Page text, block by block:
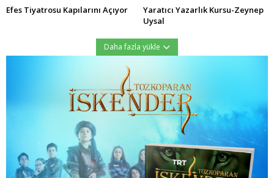
Efes Tiyatrosu Kapılarını Açıyor
Yaratıcı Yazarlık Kursu-Zeynep
Uysal
Daha fazla yükle